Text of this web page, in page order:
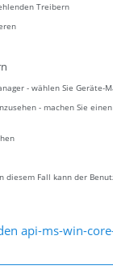
Treibern
- wählen Sie Geräte-
- machen Sie
Fall kann der
api-ms-win-